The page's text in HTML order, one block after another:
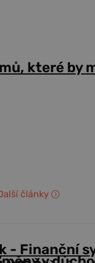
které by
články
- Finanční